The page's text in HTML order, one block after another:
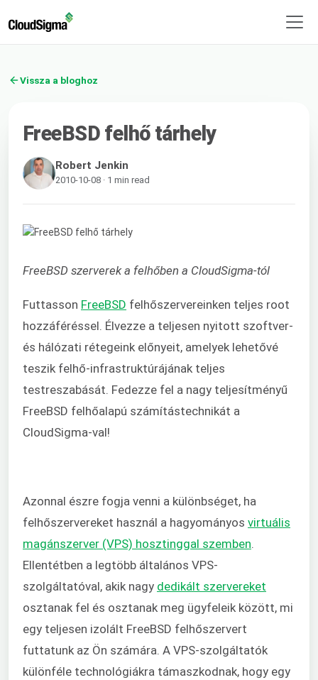
Vissza a bloghoz
FreeBSD felhő tárhely
Robert Jenkin
2010-10-08 · 1 min read
FreeBSD szerverek a felhőben a CloudSigma-tól
Futtasson FreeBSD felhőszervereinken teljes root
hozzáféréssel. Élvezze a teljesen nyitott szoftver-
és hálózati rétegeink előnyeit, amelyek lehetővé
teszik felhő-infrastruktúrájának teljes
testreszabását. Fedezze fel a nagy teljesítményű
FreeBSD felhőalapú számítástechnikát a
CloudSigma-val!
Azonnal észre fogja venni a különbséget, ha
felhőszervereket használ a hagyományos virtuális
magánszerver (VPS) hosztinggal szemben.
Ellentétben a legtöbb általános VPS-
szolgáltatóval, akik nagy dedikált szervereket
osztanak fel és osztanak meg ügyfeleik között, mi
egy teljesen izolált FreeBSD felhőszervert
futtatunk az Ön számára. A VPS-szolgáltatók
különféle technológiákra támaszkodnak, hogy egy